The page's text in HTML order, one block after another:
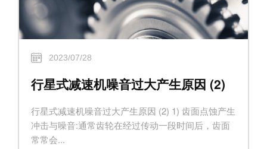
2023/07/28
行星式减速机噪音过大产生原因 (2)
行星式减速机噪音过大产生原因 (2) 1) 齿面点蚀产生
冲击与噪音:通常齿轮在经过传动一段时间后，齿面
常常会...